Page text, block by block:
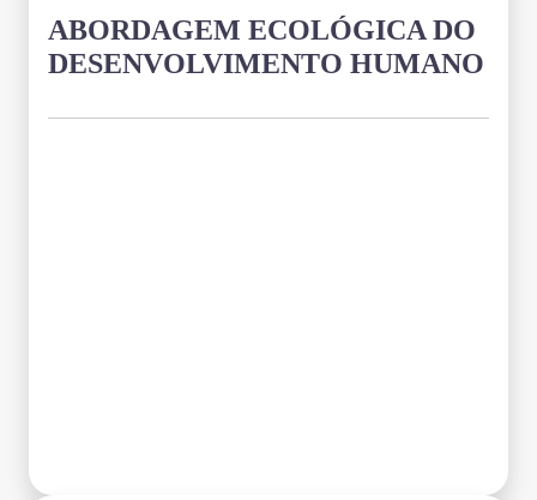
ABORDAGEM ECOLÓGICA DO
DESENVOLVIMENTO HUMANO